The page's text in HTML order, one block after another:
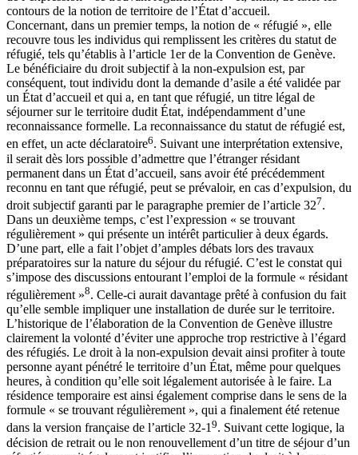
contours de la notion de territoire de l’État d’accueil.
Concernant, dans un premier temps, la notion de « réfugié », elle
recouvre tous les individus qui remplissent les critères du statut de
réfugié, tels qu’établis à l’article 1er de la Convention de Genève.
Le bénéficiaire du droit subjectif à la non-expulsion est, par
conséquent, tout individu dont la demande d’asile a été validée par
un État d’accueil et qui a, en tant que réfugié, un titre légal de
séjourner sur le territoire dudit État, indépendamment d’une
reconnaissance formelle. La reconnaissance du statut de réfugié est,
en effet, un acte déclaratoire6. Suivant une interprétation extensive,
il serait dès lors possible d’admettre que l’étranger résidant
permanent dans un État d’accueil, sans avoir été précédemment
reconnu en tant que réfugié, peut se prévaloir, en cas d’expulsion, du
droit subjectif garanti par le paragraphe premier de l’article 327.
Dans un deuxième temps, c’est l’expression « se trouvant
régulièrement » qui présente un intérêt particulier à deux égards.
D’une part, elle a fait l’objet d’amples débats lors des travaux
préparatoires sur la nature du séjour du réfugié. C’est le constat qui
s’impose des discussions entourant l’emploi de la formule « résidant
régulièrement »8. Celle-ci aurait davantage prêté à confusion du fait
qu’elle semble impliquer une installation de durée sur le territoire.
L’historique de l’élaboration de la Convention de Genève illustre
clairement la volonté d’éviter une approche trop restrictive à l’égard
des réfugiés. Le droit à la non-expulsion devait ainsi profiter à toute
personne ayant pénétré le territoire d’un État, même pour quelques
heures, à condition qu’elle soit légalement autorisée à le faire. La
résidence temporaire est ainsi également comprise dans le sens de la
formule « se trouvant régulièrement », qui a finalement été retenue
dans la version française de l’article 32-19. Suivant cette logique, la
décision de retrait ou le non renouvellement d’un titre de séjour d’un